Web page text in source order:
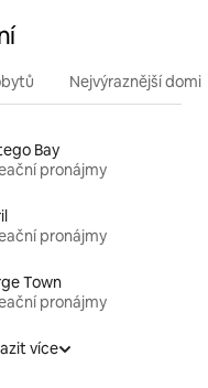
Nejvýraznější
Bay
pronájmy
pronájmy
Town
pronájmy
více